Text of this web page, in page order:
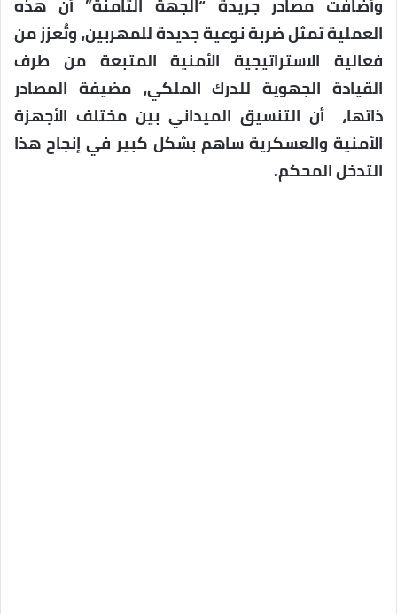
العملية تمثل ضربة نوعية جديدة للمهربين، وتُعزز من
فعالية الاستراتيجية الأمنية المتبعة من طرف
القيادة الجهوية للدرك الملكي، مضيفة المصادر
ذاتها، أن التنسيق الميداني بين مختلف الأجهزة
الأمنية والعسكرية ساهم بشكل كبير في إنجاح هذا
التدخل المحكم.